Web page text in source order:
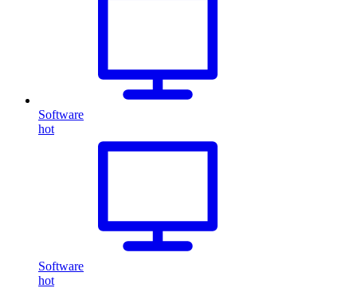
Software
hot
Software
hot